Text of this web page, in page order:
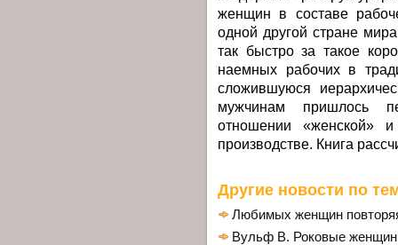
женщин в составе
одной другой стране
так быстро за такое
наемных рабочих в
сложившуюся
мужчинам пришлось
отношении «женской»
производстве. Книга
Другие новости по
Любимых женщин
Вульф В. Роковые